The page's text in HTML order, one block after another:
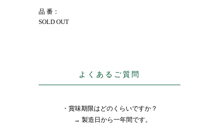
品 番：
SOLD OUT
よくあるご質問
・賞味期限はどのくらいですか？
→ 製造日から一年間です。